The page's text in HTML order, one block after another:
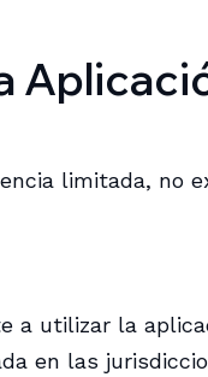
limitada, no
a utilizar la
en las